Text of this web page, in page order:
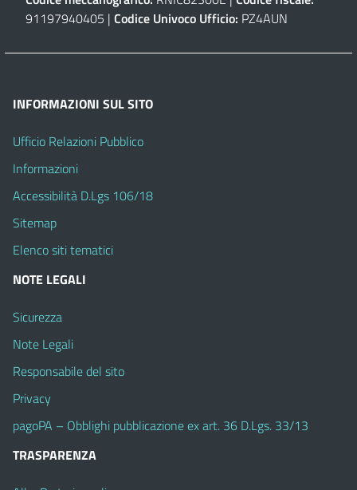
91197940405 | Codice Univoco Ufficio: PZ4AUN
INFORMAZIONI SUL SITO
Ufficio Relazioni Pubblico
Informazioni
Accessibilità D.Lgs 106/18
Sitemap
Elenco siti tematici
NOTE LEGALI
Sicurezza
Note Legali
Responsabile del sito
Privacy
pagoPA – Obblighi pubblicazione ex art. 36 D.Lgs. 33/13
TRASPARENZA